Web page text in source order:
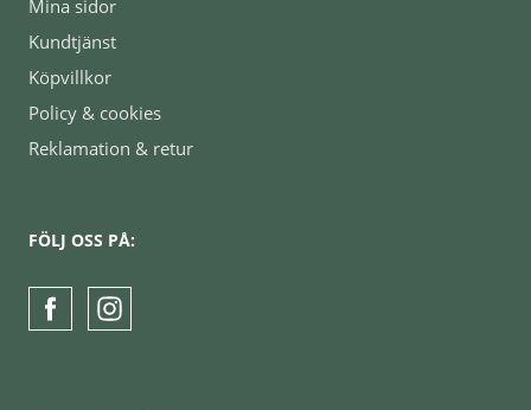
Mina sidor
Kundtjänst
Köpvillkor
Policy & cookies
Reklamation & retur
FÖLJ OSS PÅ: